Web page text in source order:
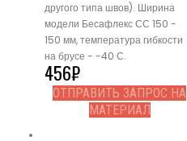
другого типа швов). Ширина
модели Бесафлекс СС 150 -
150 мм, температура гибкости
на брусе - -40 С.
456₽
ОТПРАВИТЬ ЗАПРОС НА
МАТЕРИАЛ